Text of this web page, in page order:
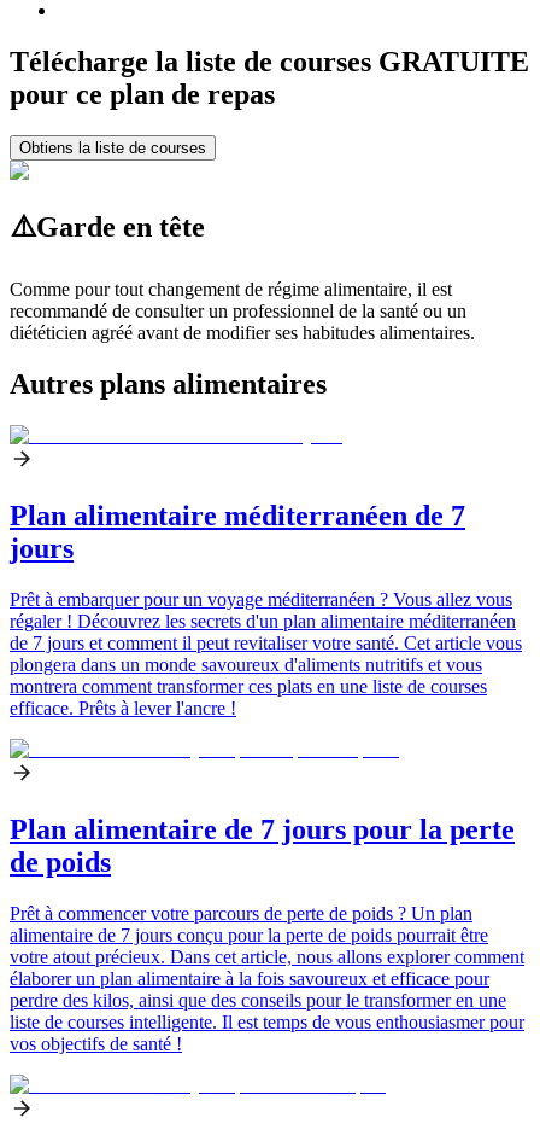
Télécharge la liste de courses GRATUITE
pour ce plan de repas
Obtiens la liste de courses
⚠️Garde en tête
Comme pour tout changement de régime alimentaire, il est
recommandé de consulter un professionnel de la santé ou un
diététicien agréé avant de modifier ses habitudes alimentaires.
Autres plans alimentaires
Plan alimentaire méditerranéen de 7
jours
Prêt à embarquer pour un voyage méditerranéen ? Vous allez vous
régaler ! Découvrez les secrets d'un plan alimentaire méditerranéen
de 7 jours et comment il peut revitaliser votre santé. Cet article vous
plongera dans un monde savoureux d'aliments nutritifs et vous
montrera comment transformer ces plats en une liste de courses
efficace. Prêts à lever l'ancre !
Plan alimentaire de 7 jours pour la perte
de poids
Prêt à commencer votre parcours de perte de poids ? Un plan
alimentaire de 7 jours conçu pour la perte de poids pourrait être
votre atout précieux. Dans cet article, nous allons explorer comment
élaborer un plan alimentaire à la fois savoureux et efficace pour
perdre des kilos, ainsi que des conseils pour le transformer en une
liste de courses intelligente. Il est temps de vous enthousiasmer pour
vos objectifs de santé !